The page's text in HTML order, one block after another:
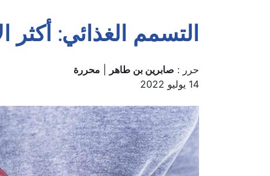
التسمم الغذائي:
حرر : صابرين بن طاهر
محررة
14 يوليو 2022